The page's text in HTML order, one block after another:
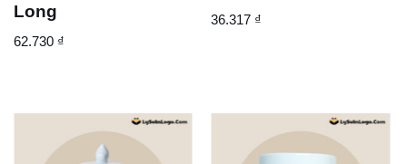
Long
62.730 ₫
36.317 ₫